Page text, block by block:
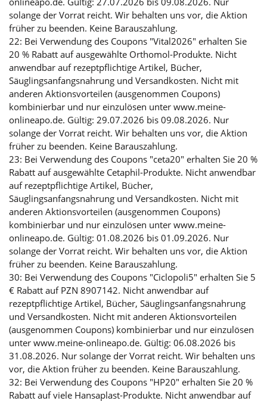
solange der Vorrat reicht. Wir behalten uns vor, die Aktion
früher zu beenden. Keine Barauszahlung.
22: Bei Verwendung des Coupons "Vital2026" erhalten Sie
20 % Rabatt auf ausgewählte Orthomol-Produkte. Nicht
anwendbar auf rezeptpflichtige Artikel, Bücher,
Säuglingsanfangsnahrung und Versandkosten. Nicht mit
anderen Aktionsvorteilen (ausgenommen Coupons)
kombinierbar und nur einzulösen unter www.meine-
onlineapo.de. Gültig: 29.07.2026 bis 09.08.2026. Nur
solange der Vorrat reicht. Wir behalten uns vor, die Aktion
früher zu beenden. Keine Barauszahlung.
23: Bei Verwendung des Coupons "ceta20" erhalten Sie 20 %
Rabatt auf ausgewählte Cetaphil-Produkte. Nicht anwendbar
auf rezeptpflichtige Artikel, Bücher,
Säuglingsanfangsnahrung und Versandkosten. Nicht mit
anderen Aktionsvorteilen (ausgenommen Coupons)
kombinierbar und nur einzulösen unter www.meine-
onlineapo.de. Gültig: 01.08.2026 bis 01.09.2026. Nur
solange der Vorrat reicht. Wir behalten uns vor, die Aktion
früher zu beenden. Keine Barauszahlung.
30: Bei Verwendung des Coupons "Ciclopoli5" erhalten Sie 5
€ Rabatt auf PZN 8907142. Nicht anwendbar auf
rezeptpflichtige Artikel, Bücher, Säuglingsanfangsnahrung
und Versandkosten. Nicht mit anderen Aktionsvorteilen
(ausgenommen Coupons) kombinierbar und nur einzulösen
unter www.meine-onlineapo.de. Gültig: 06.08.2026 bis
31.08.2026. Nur solange der Vorrat reicht. Wir behalten uns
vor, die Aktion früher zu beenden. Keine Barauszahlung.
32: Bei Verwendung des Coupons "HP20" erhalten Sie 20 %
Rabatt auf viele Hansaplast-Produkte. Nicht anwendbar auf